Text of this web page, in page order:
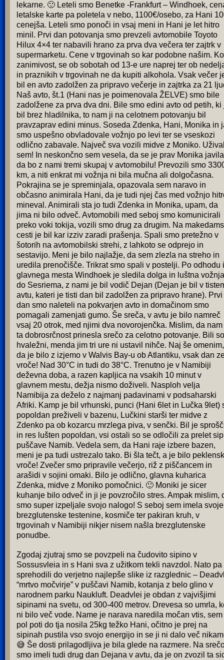
lekarne. 🙂 Leteli smo Benetke -Frankfurt – Windhoek,
letalske karte pa poletela v nebo, 1100€/osebo, za Hani
cenejša. Leteli smo ponoči in vsaj meni in Hani je let hitro
minil. Prvi dan potovanja smo prevzeli avtomobile Toyoto
Hilux 4×4 ter nabavili hrano za prva dva večera ter zajtrk v
supermarketu. Cene v trgovinah so kar podobne našim.
zanimivost, se ob sobotah od 13-e ure naprej ter ob
in praznikih v trgovinah ne da kupiti alkohola. Vsak večer
bil en avto zadolžen za pripravo večerje in zajtrka za 21
Naš avto, št.1 (Hani nas je poimenovala ŽELVE) smo bile
zadolžene za prva dva dni. Bile smo edini avto od petih, ki
bil brez hladilnika, to nam ji na celotnem potovanju bil
pravzaprav edini minus. Soseda Zdenka, Hani, Monika in
smo uspešno obvladovale vožnjo po levi ter se vseskozi
odlično zabavale. Največ sva vozili midve z Moniko.
sem! In neskončno sem vesela, da se je prav Monika
da bo z nami tremi skupaj v avtomobilu! Prevozili smo
km, a niti enkrat mi vožnja ni bila mučna ali dolgočasna.
Pokrajina se je spreminjala, opazovala sem naravo in
občasno animirala Hani, da je tudi njej čas med vožnjo
mineval. Animirali sta jo tudi Zdenka in Monika, upam, da
jima ni bilo odveč. Avtomobili med seboj smo komunicirali
preko voki tokija, vozili smo drug za drugim. Na
cesti je bil kar izziv zaradi prašenja. Spali smo pretežno v
šotorih na avtomobilski strehi, z lahkoto se odprejo in
sestavijo. Meni je bilo najlažje, da sem zlezla na streho in
uredila prenočišče. Trikrat smo spali v postelji. Po odhodu
glavnega mesta Windhoek je sledila dolga in luštna vožnja
do Sesriema, z nami je bil vodič Dejan (Dejan je bil v
avtu, kateri je tisti dan bil zadolžen za pripravo hrane). Prvi
dan smo naleteli na pokvarjen avto in domačinom smo
pomagali zamenjati gumo. Še sreča, v avtu je bilo namreč
vsaj 20 otrok, med njimi dva novorojenčka. Mislim, da
ta dobrosrčnost prinesla srečo za celotno potovanje. Bili so
hvaležni, menda jim tri ure ni ustavil nihče. Naj še omenim,
da je bilo z izjemo v Walvis Bay-u ob Atlantiku, vsak dan
vroče! Nad 30°C in tudi do 38°C. Trenutno je v Namibiji
deževna doba, a razen kapljica na vsakih 10 minut v
glavnem mestu, dežja nismo doživeli. Nasploh velja
Namibija za deželo z najmanj padavinami v podsaharski
Afriki. Kamp je bil vrhunski, punci (Hani 6let in Lučka 9let)
popoldan preživeli v bazenu, Lučkini starši ter midve z
Zdenko pa ob kozarcu mrzlega piva, v senčki. Bil je
in res lušten popoldan, vsi ostali so se odločili za prelet
puščave Namib. Vedela sem, da Hani raje izbere bazen,
meni je pa tudi ustrezalo tako. Bi šla tečt, a je bilo
vroče! Zvečer smo pripravile večerjo, riž z piščancem in
arašidi v sojini omaki. Bilo je odlično, glavna kuharica
Zdenka, midve z Moniko pomočnici. 🙂 Moniki je sicer
kuhanje bilo odveč in ji je povzročilo stres. Ampak mislim,
smo super izpeljale svojo nalogo! S seboj sem imela svoje
brezglutenske testenine, kosmiče ter pakiran kruh, v
trgovinah v Namibiji nikjer nisem našla brezglutenske
ponudbe.
Zgodaj zjutraj smo se povzpeli na čudovito sipino v
Sossusvleia in s Hani sva z užitkom tekli navzdol. Nato pa
sprehodili do verjetno najlepše slike iz razglednic –
“mrtvo močvirje” v puščavi Namib, kotanja z belo glino v
narodnem parku Naukluft. Deadvlei je obdan z vajvišjimi
sipinami na svetu, od 300-400 metrov. Drevesa so umrla,
ni bilo več vode. Name je narava naredila močan vtis, sem
pol poti do tja nosila 25kg težko Hani, očitno je prej na
sipinah pustila vso svojo energijo in se ji ni dalo več
😅 Še dosti prilagodljiva je bila glede na razmere. Na
smo imeli tudi drug dan Dejana v avtu, da je on zvozil ta